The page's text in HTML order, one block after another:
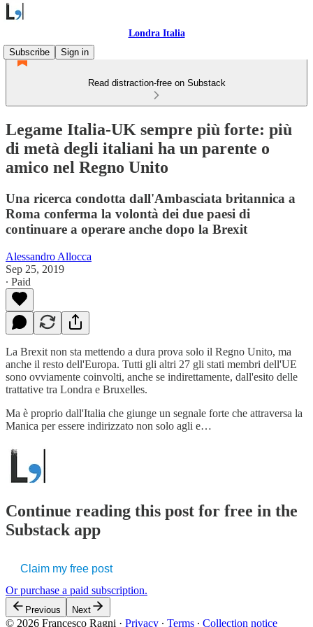
Londra Italia
Subscribe
Sign in
Read distraction-free on Substack
Legame Italia-UK sempre più forte: più
di metà degli italiani ha un parente o
amico nel Regno Unito
Una ricerca condotta dall'Ambasciata britannica a
Roma conferma la volontà dei due paesi di
continuare a operare anche dopo la Brexit
Alessandro Allocca
Sep 25, 2019
∙ Paid
La Brexit non sta mettendo a dura prova solo il Regno Unito, ma
anche il resto dell'Europa. Tutti gli altri 27 gli stati membri dell'UE
sono ovviamente coinvolti, anche se indirettamente, dall'esito delle
trattative tra Londra e Bruxelles.
Ma è proprio dall'Italia che giunge un segnale forte che attraversa la
Manica per essere indirizzato non solo agli e…
Continue reading this post for free in the
Substack app
Claim my free post
Or purchase a paid subscription.
Previous Next
© 2026 Francesco Ragni · Privacy ∙ Terms ∙ Collection notice